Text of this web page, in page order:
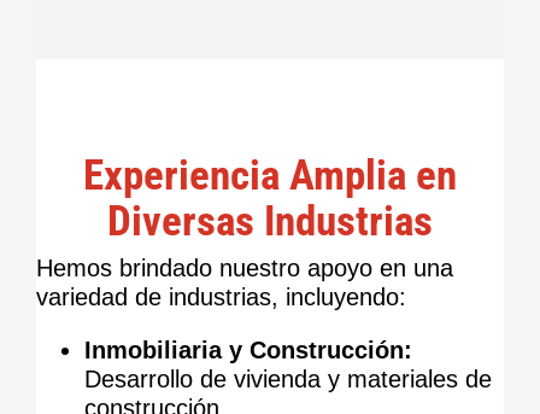
Experiencia Amplia en
Diversas Industrias
Hemos brindado nuestro apoyo en una
variedad de industrias, incluyendo:
Inmobiliaria y Construcción:
Desarrollo de vivienda y materiales de
construcción.